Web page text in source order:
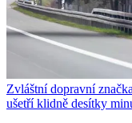
Zvláštní dopravní
ušetří klidně desítky